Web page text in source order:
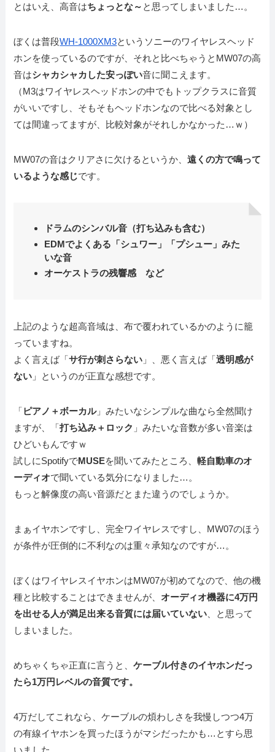
とはいえ、高音はちょっとな～ と思ってしまいました…。
ぼくは普段WH-1000XM3というソニーのワイヤレスヘッド
ホンを使っているのですが、それと比べちゃうとMW07の高
音はシャカシャカした安っぽい音に聞こえます。
（M3はワイヤレスヘッドホンの中でもトップクラスに音質
がいいですし、そもそもヘッドホンなので比べる対象とし
ては間違ってますが、比較対象がそれしかなかった…ｗ）
MW07の音はクリアさに欠けるというか、遠くの方で鳴って
いるような感じです。
ドラムのシンバル音（打ち込みも含む）
EDMでよくある「シュワー」「プシュー」みた
いな音
オーケストラの残響感 など
上記のような超高音域は、布で覆われているかのように籠
っていますね。
よく言えば「サ行が刺さらない 」、悪く言えば「透明感が
ない 」というのが正直な感想です。
「ピアノ＋ボーカル」みたいなシンプルな曲なら全然聞け
ますが、「打ち込み＋ロック 」みたいな音数が多い音楽は
ひどいもんですｗ
試しにSpotifyでMUSEを聞いてみたところ、軽自動車のオ
ーディオで聞いている気分になりました…。
もっと解像度の高い音源だとまた違うのでしょうか。
まぁイヤホンですし、完全ワイヤレスですし、MW07のほう
が条件が圧倒的に不利なのは重々承知なのですが…。
ぼくはワイヤレスイヤホンはMW07が初めてなので、他の機
種と比較することはできませんが、オーディオ機器に4万円
を出せる人が満足出来る音質には届いていない 、と思って
しまいました。
めちゃくちゃ正直に言うと、ケーブル付きのイヤホンだっ
たら1万円レベルの音質です。
4万だしてこれなら、ケーブルの煩わしさを我慢しつつ4万
の有線イヤホンを買ったほうがマシだったかも…とすら思
いました。